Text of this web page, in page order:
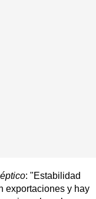
: "Estabilidad
exportaciones y hay